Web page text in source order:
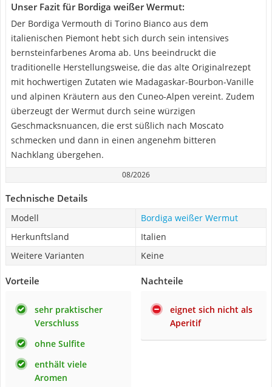
Unser Fazit für Bordiga weißer Wermut:
Der Bordiga Vermouth di Torino Bianco aus dem
italienischen Piemont hebt sich durch sein intensives
bernsteinfarbenes Aroma ab. Uns beeindruckt die
traditionelle Herstellungsweise, die das alte Originalrezept
mit hochwertigen Zutaten wie Madagaskar-Bourbon-Vanille
und alpinen Kräutern aus den Cuneo-Alpen vereint. Zudem
überzeugt der Wermut durch seine würzigen
Geschmacksnuancen, die erst süßlich nach Moscato
schmecken und dann in einen angenehm bitteren
Nachklang übergehen.
08/2026
Technische Details
Modell
Bordiga weißer Wermut
Herkunftsland
Italien
Weitere Varianten
Keine
Vorteile
sehr praktischer
Verschluss
ohne Sulfite
enthält viele
Aromen
Nachteile
eignet sich nicht als
Aperitif